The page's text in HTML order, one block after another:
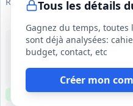
Tous les détails
Gagnez du temps,
sont déjà analysées:
budget, contact, etc
Créer mon
1 oct. 2026
Saint-Jacques-de-la-Lande
1 an (durée du cadre);
Clause environnementale